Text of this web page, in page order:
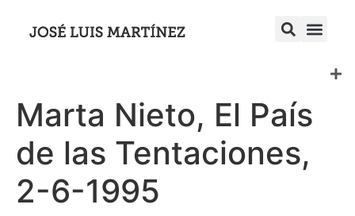
Marta Nieto, El País
de las Tentaciones,
2-6-1995